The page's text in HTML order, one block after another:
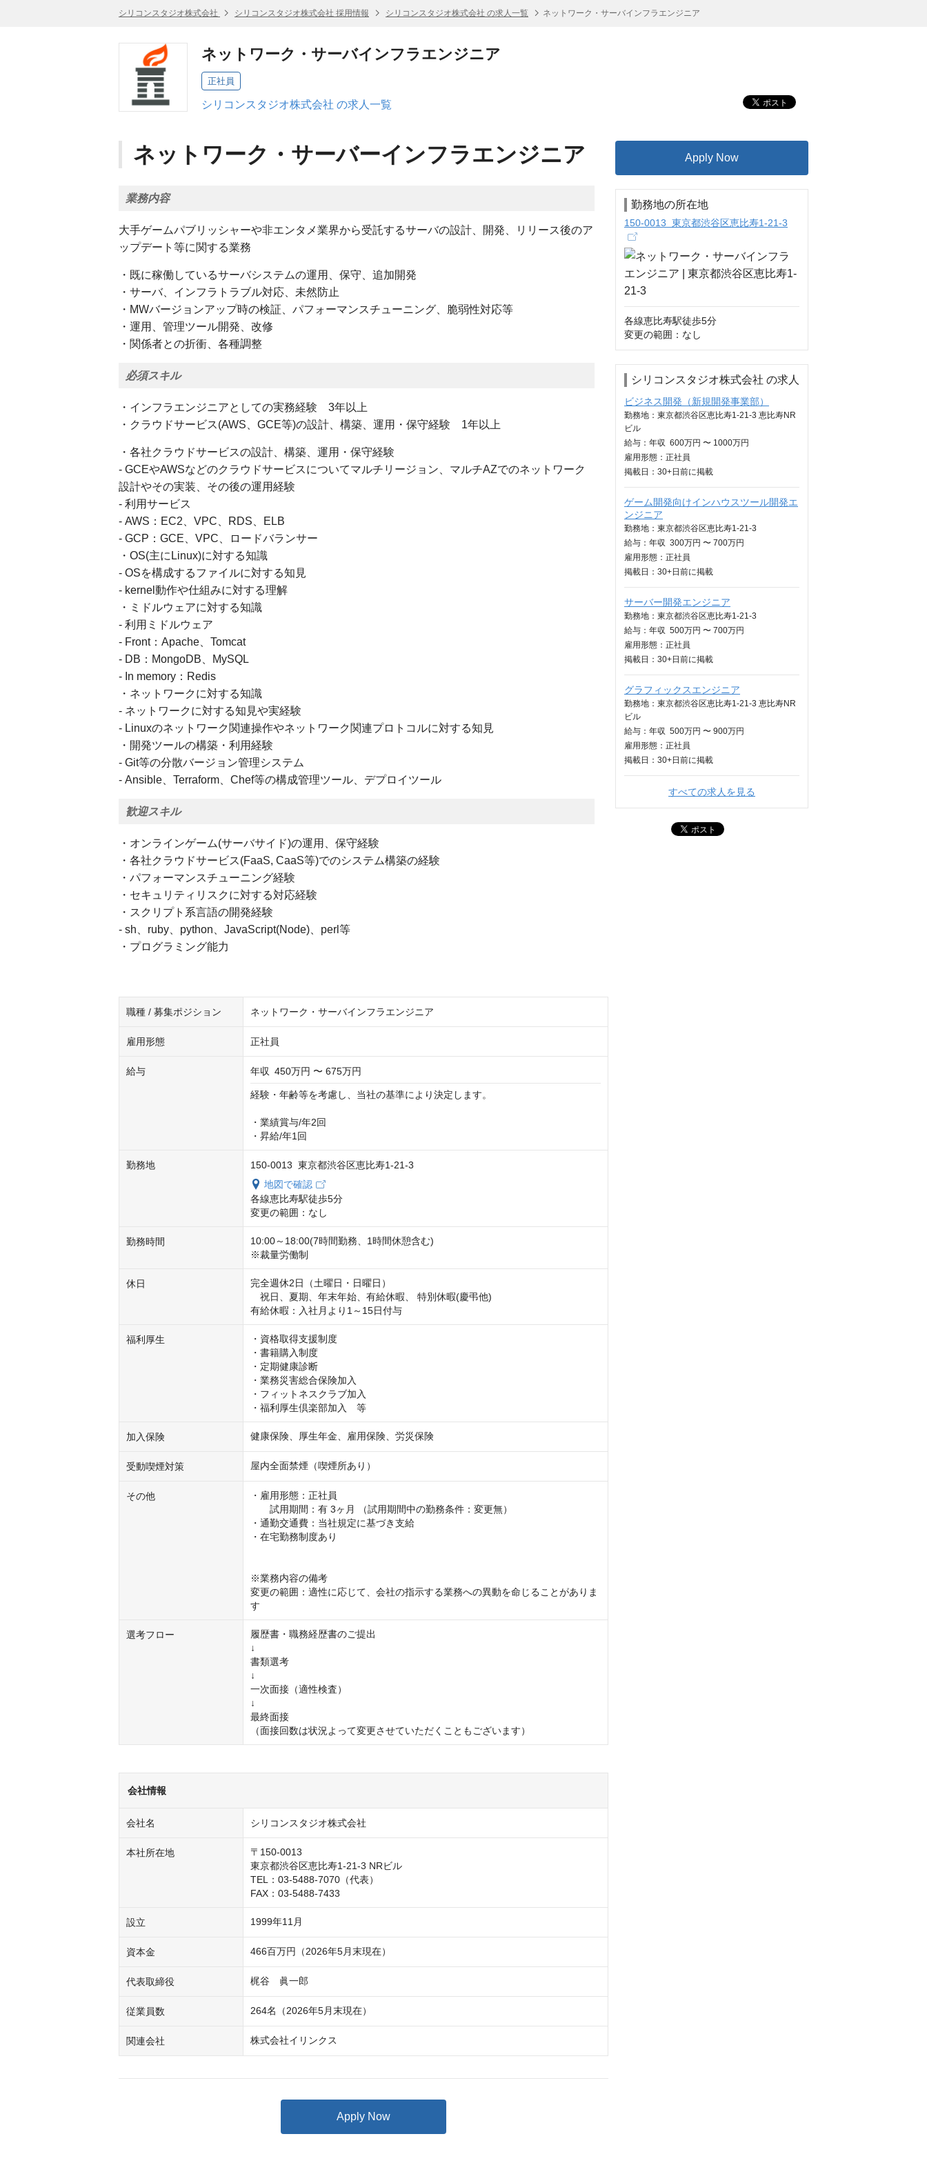
シリコンスタジオ株式会社 シリコンスタジオ株式会社 採用情報 シリコンスタジオ株式会社 の求人一覧 ネットワーク・サーバインフラエンジニア
ネットワーク・サーバインフラエンジニア
正社員
シリコンスタジオ株式会社 の求人一覧
ネットワーク・サーバーインフラエンジニア
業務内容
大手ゲームパブリッシャーや非エンタメ業界から受託するサーバの設計、開発、リリース後のア
ップデート等に関する業務
・既に稼働しているサーバシステムの運用、保守、追加開発
・サーバ、インフラトラブル対応、未然防止
・MWバージョンアップ時の検証、パフォーマンスチューニング、脆弱性対応等
・運用、管理ツール開発、改修
・関係者との折衝、各種調整
必須スキル
・インフラエンジニアとしての実務経験 3年以上
・クラウドサービス(AWS、GCE等)の設計、構築、運用・保守経験 1年以上
・各社クラウドサービスの設計、構築、運用・保守経験
- GCEやAWSなどのクラウドサービスについてマルチリージョン、マルチAZでのネットワーク
設計やその実装、その後の運用経験
- 利用サービス
- AWS：EC2、VPC、RDS、ELB
- GCP：GCE、VPC、ロードバランサー
・OS(主にLinux)に対する知識
- OSを構成するファイルに対する知見
- kernel動作や仕組みに対する理解
・ミドルウェアに対する知識
- 利用ミドルウェア
- Front：Apache、Tomcat
- DB：MongoDB、MySQL
- In memory：Redis
・ネットワークに対する知識
- ネットワークに対する知見や実経験
- Linuxのネットワーク関連操作やネットワーク関連プロトコルに対する知見
・開発ツールの構築・利用経験
- Git等の分散バージョン管理システム
- Ansible、Terraform、Chef等の構成管理ツール、デプロイツール
歓迎スキル
・オンラインゲーム(サーバサイド)の運用、保守経験
・各社クラウドサービス(FaaS, CaaS等)でのシステム構築の経験
・パフォーマンスチューニング経験
・セキュリティリスクに対する対応経験
・スクリプト系言語の開発経験
- sh、ruby、python、JavaScript(Node)、perl等
・プログラミング能力
職種 / 募集ポジション ネットワーク・サーバインフラエンジニア
雇用形態 正社員
給与 年収 450万円 〜 675万円
経験・年齢等を考慮し、当社の基準により決定します。
・業績賞与/年2回
・昇給/年1回
勤務地
150-0013 東京都渋谷区恵比寿1-21-3
地図で確認
各線恵比寿駅徒歩5分
変更の範囲：なし
勤務時間
10:00～18:00(7時間勤務、1時間休憩含む)
※裁量労働制
休日
完全週休2日（土曜日・日曜日）
祝日、夏期、年末年始、有給休暇、 特別休暇(慶弔他)
有給休暇：入社月より1～15日付与
福利厚生
・資格取得支援制度
・書籍購入制度
・定期健康診断
・業務災害総合保険加入
・フィットネスクラブ加入
・福利厚生倶楽部加入　等
加入保険 健康保険、厚生年金、雇用保険、労災保険
受動喫煙対策 屋内全面禁煙（喫煙所あり）
その他
・雇用形態：正社員
試用期間：有 3ヶ月 （試用期間中の勤務条件：変更無）
・通勤交通費：当社規定に基づき支給
・在宅勤務制度あり
※業務内容の備考
変更の範囲：適性に応じて、会社の指示する業務への異動を命じることがありま
す
選考フロー
履歴書・職務経歴書のご提出
↓
書類選考
↓
一次面接（適性検査）
↓
最終面接
（面接回数は状況よって変更させていただくこともございます）
会社情報
会社名 シリコンスタジオ株式会社
本社所在地
〒150-0013
東京都渋谷区恵比寿1-21-3 NRビル
TEL：03-5488-7070（代表）
FAX：03-5488-7433
設立 1999年11月
資本金 466百万円（2026年5月末現在）
代表取締役 梶谷　眞一郎
従業員数 264名（2026年5月末現在）
関連会社 株式会社イリンクス
Apply Now
Apply Now
勤務地の所在地
150-0013 東京都渋谷区恵比寿1-21-3
各線恵比寿駅徒歩5分
変更の範囲：なし
シリコンスタジオ株式会社 の求人
ビジネス開発（新規開発事業部）
勤務地：東京都渋谷区恵比寿1-21-3 恵比寿NR
ビル
給与： 年収 600万円 〜 1000万円
雇用形態：正社員
掲載日： 30+日 前に掲載
ゲーム開発向けインハウスツール開発エ
ンジニア
勤務地：東京都渋谷区恵比寿1-21-3
給与： 年収 300万円 〜 700万円
雇用形態：正社員
掲載日： 30+日 前に掲載
サーバー開発エンジニア
勤務地：東京都渋谷区恵比寿1-21-3
給与： 年収 500万円 〜 700万円
雇用形態：正社員
掲載日： 30+日 前に掲載
グラフィックスエンジニア
勤務地：東京都渋谷区恵比寿1-21-3 恵比寿NR
ビル
給与： 年収 500万円 〜 900万円
雇用形態：正社員
掲載日： 30+日 前に掲載
すべての求人を見る